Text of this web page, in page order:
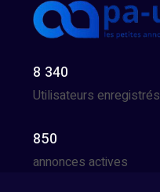
8 340
Utilisateurs enregistrés
850
annonces actives